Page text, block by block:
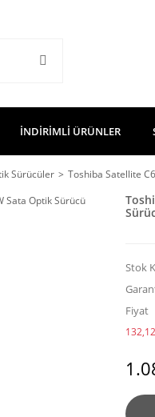
İNDİRİMLİ ÜRÜNLER
Sürücüler Toshiba Satellite
Stok
Fiyat